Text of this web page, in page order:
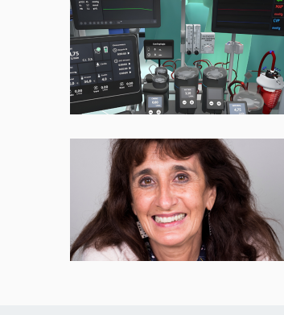
navegació